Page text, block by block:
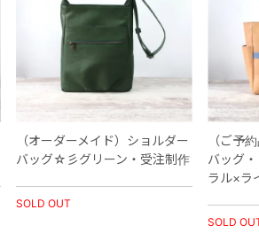
（オーダーメイド）ショルダー
バッグ☆彡グリーン・受注制作
SOLD OUT
（ご予
バッグ
ラル×ラ
SOLD